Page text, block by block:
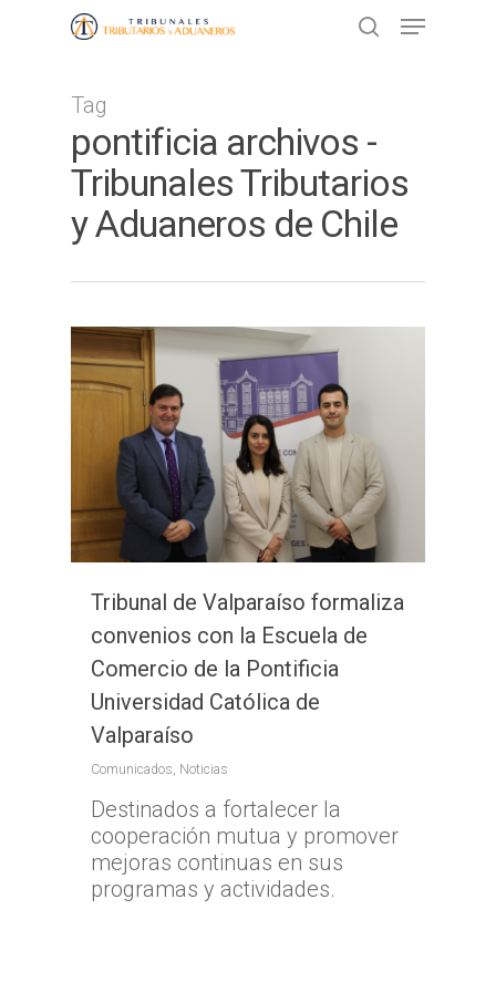
Presione ENTER para buscar o ESC
para cerrar
Tag
pontificia archivos -
Tribunales Tributarios
y Aduaneros de Chile
Tribunal de Valparaíso formaliza
convenios con la Escuela de
Comercio de la Pontificia
Universidad Católica de
Valparaíso
Comunicados, Noticias
Destinados a fortalecer la
cooperación mutua y promover
mejoras continuas en sus
programas y actividades.